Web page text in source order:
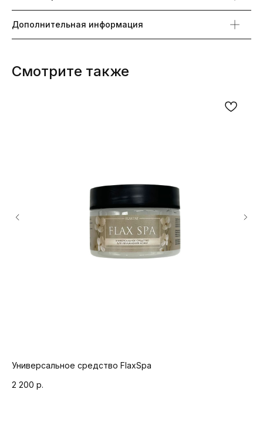
Дополнительная информация
Смотрите также
Универсальное средство FlaxSpa
2 200 р.